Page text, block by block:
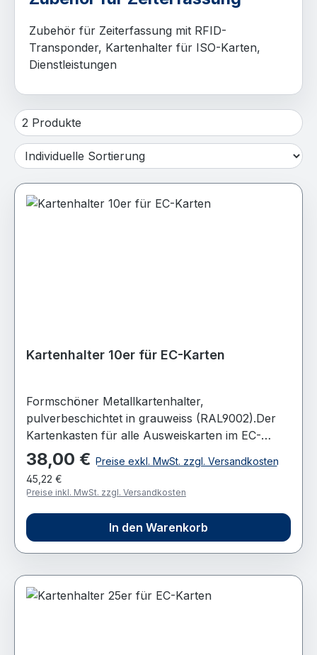
Zubehör für Zeiterfassung mit RFID-
Transponder, Kartenhalter für ISO-Karten,
Dienstleistungen
2 Produkte
Kartenhalter 10er für EC-Karten
Formschöner Metallkartenhalter,
pulverbeschichtet in grauweiss (RAL9002).Der
Kartenkasten für alle Ausweiskarten im EC-
Format 86x54 mm.Formschöner Kartenhalter
aus Metall sorgt für Ordnung und genaue
Übersicht von Ausweiskarten.Die beidseitige
informiert jederzeit über an- oder abwesende
Mitarbeiter. GRUNDMERKMALE
Metallkartenhalter für 10 Ausweiskarten für alle
Ausweiskarten im EC-Format 86x54 mm Farbe:
pulverbeschichtet in grauweiss (RAL9002)
Regulärer Preis:
38,00 € Preise exkl. MwSt. zzgl. Versandkosten
45,22 €
Preise inkl. MwSt. zzgl. Versandkosten
In den Warenkorb